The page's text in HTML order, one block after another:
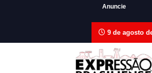
Anuncie
9 de agosto